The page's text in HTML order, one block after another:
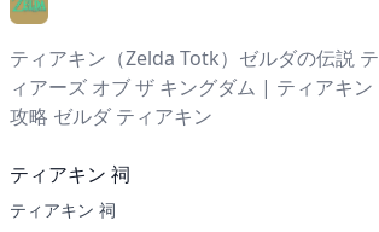
ティアキン（Zelda Totk）ゼルダの伝説 テ
ィアーズ オブ ザ キングダム | ティアキン
攻略 ゼルダ ティアキン
ティアキン 祠
ティアキン 祠